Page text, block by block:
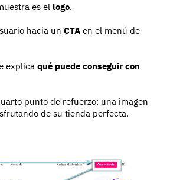
es el logo.
hacia un CTA en el menú de
explica qué puede conseguir con
punto de refuerzo: una imagen
de su tienda perfecta.